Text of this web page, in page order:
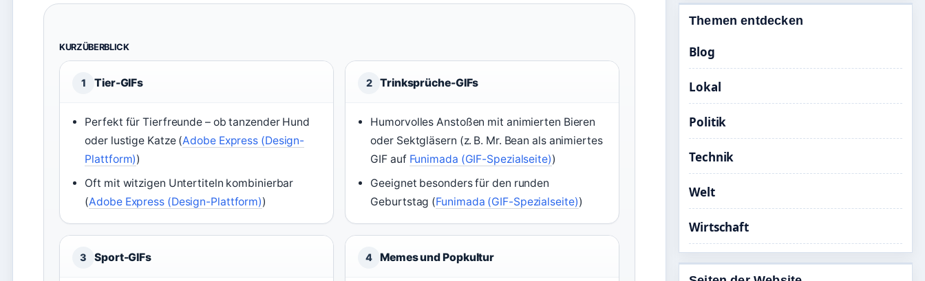
KURZÜBERBLICK
1 Tier-GIFs
Perfekt für Tierfreunde – ob tanzender Hund
oder lustige Katze (Adobe Express (Design-
Plattform))
Oft mit witzigen Untertiteln kombinierbar
(Adobe Express (Design-Plattform))
2 Trinksprüche-GIFs
Humorvolles Anstoßen mit animierten Bieren
oder Sektgläsern (z. B. Mr. Bean als animiertes
GIF auf Funimada (GIF-Spezialseite))
Geeignet besonders für den runden
Geburtstag (Funimada (GIF-Spezialseite))
3 Sport-GIFs 4 Memes und Popkultur
Themen entdecken
Blog
Lokal
Politik
Technik
Welt
Wirtschaft